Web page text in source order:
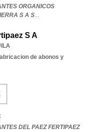
ORGANICOS
S A S...
S A
de abonos y
DEL PAEZ FERTIPAEZ